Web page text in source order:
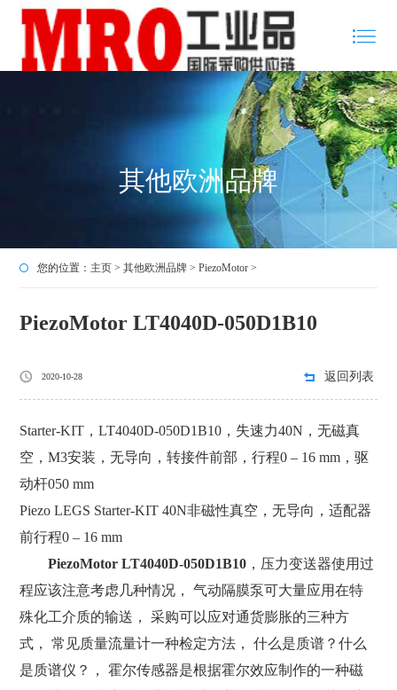
其他欧洲品牌
您的位置： 主页 >其他欧洲品牌 >PiezoMotor >
PiezoMotor LT4040D-050D1B10
2020-10-28 返回列表
Starter-KIT，LT4040D-050D1B10，失速力40N，无磁真
空，M3安装，无导向，转接件前部，行程0 – 16 mm，驱
动杆050 mm
Piezo LEGS Starter-KIT 40N非磁性真空，无导向，适配器
前行程0 – 16 mm
PiezoMotor LT4040D-050D1B10 ，压力变送器使用过
程应该注意考虑几种情况， 气动隔膜泵可大量应用在特
殊化工介质的输送， 采购可以应对通货膨胀的三种方
式， 常见质量流量计一种检定方法， 什么是质谱？什么
是质谱仪？， 霍尔传感器是根据霍尔效应制作的一种磁